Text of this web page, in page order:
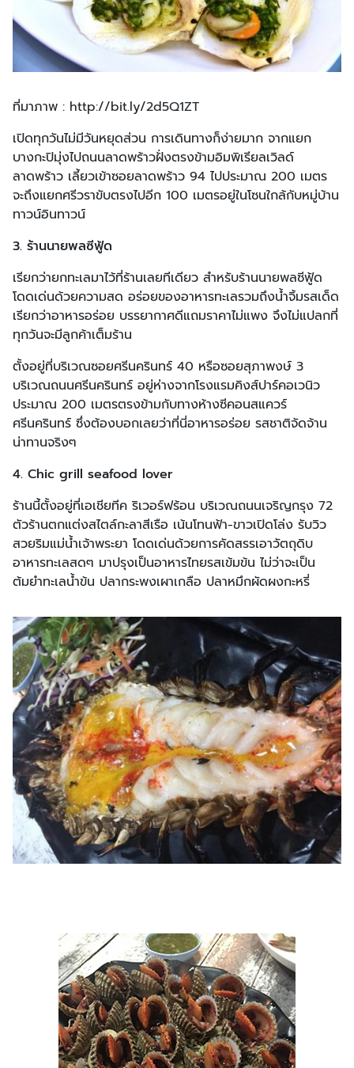
ที่มาภาพ : http://bit.ly/2d5Q1ZT
เปิดทุกวันไม่มีวันหยุดส่วน การเดินทางก็ง่ายมาก จากแยก
บางกะปิมุ่งไปถนนลาดพร้าวฝั่งตรงข้ามอิมพิเรียลเวิลด์
ลาดพร้าว เลี้ยวเข้าซอยลาดพร้าว 94 ไปประมาณ 200 เมตร
จะถึงแยกศรีวราขับตรงไปอีก 100 เมตรอยู่ในโซนใกล้กับหมู่บ้าน
ทาวน์อินทาวน์
3. ร้านนายพลซีฟู้ด
เรียกว่ายกทะเลมาไว้ที่ร้านเลยทีเดียว สำหรับร้านนายพลซีฟู้ด
โดดเด่นด้วยความสด อร่อยของอาหารทะเลรวมถึงน้ำจิ้มรสเด็ด
เรียกว่าอาหารอร่อย บรรยากาศดีแถมราคาไม่แพง จึงไม่แปลกที่
ทุกวันจะมีลูกค้าเต็มร้าน
ตั้งอยู่ที่บริเวณซอยศรีนครินทร์ 40 หรือซอยสุภาพงษ์ 3
บริเวณถนนศรีนครินทร์ อยู่ห่างจากโรงแรมคิงส์ปาร์คอเวนิว
ประมาณ 200 เมตรตรงข้ามกับทางห้างซีคอนสแควร์
ศรีนครินทร์ ซึ่งต้องบอกเลยว่าที่นี่อาหารอร่อย รสชาติจัดจ้าน
น่าทานจริงๆ
4. Chic grill seafood lover
ร้านนี้ตั้งอยู่ที่เอเชียทีค ริเวอร์ฟร้อน บริเวณถนนเจริญกรุง 72
ตัวร้านตกแต่งสไตล์กะลาสีเรือ เน้นโทนฟ้า-ขาวเปิดโล่ง รับวิว
สวยริมแม่น้ำเจ้าพระยา โดดเด่นด้วยการคัดสรรเอาวัตถุดิบ
อาหารทะเลสดๆ มาปรุงเป็นอาหารไทยรสเข้มข้น ไม่ว่าจะเป็น
ต้มยำทะเลน้ำข้น ปลากระพงเผาเกลือ ปลาหมึกผัดผงกะหรี่